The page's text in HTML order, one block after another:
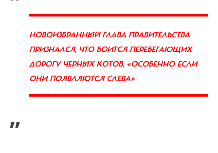
НОВОИЗБРАННЫЙ ГЛАВА ПРАВИТЕЛЬСТВА
ПРИЗНАЛСЯ, ЧТО БОИТСЯ ПЕРЕБЕГАЮЩИХ
ДОРОГУ ЧЕРНЫХ КОТОВ, «ОСОБЕННО ЕСЛИ
ОНИ ПОЯВЛЯЮТСЯ СЛЕВА»
”